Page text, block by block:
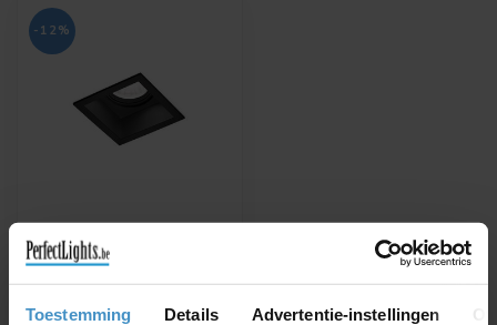
Toestemming Details Advertentie-instellingen
-12%
RECESSED SPOT
PLANO IP44 1.0 LED